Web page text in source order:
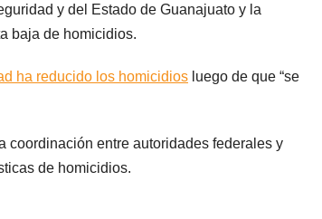
y del Estado de Guanajuato y la
baja de homicidios.
ha reducido los homicidios luego de que “se
coordinación entre autoridades federales y
de homicidios.